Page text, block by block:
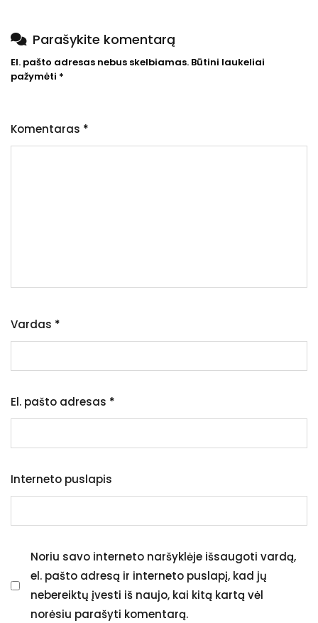
Parašykite komentarą
El. pašto adresas nebus skelbiamas. Būtini laukeliai
pažymėti *
Komentaras *
Vardas *
El. pašto adresas *
Interneto puslapis
Noriu savo interneto naršyklėje išsaugoti vardą,
el. pašto adresą ir interneto puslapį, kad jų
nebereiktų įvesti iš naujo, kai kitą kartą vėl
norėsiu parašyti komentarą.